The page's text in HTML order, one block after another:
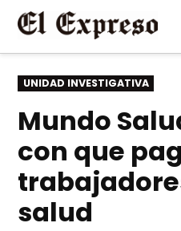
Saltar
contenido
PUBLICADO
EN
UNIDAD INVESTIGATIVA
Mundo
con que
salud